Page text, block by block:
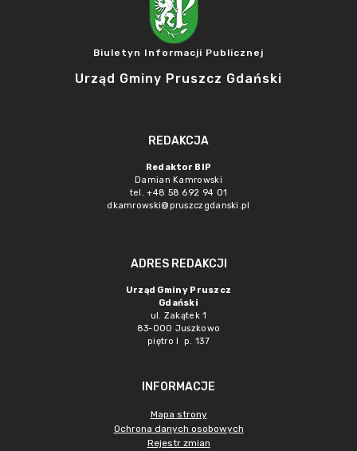
Biuletyn Informacji Publicznej
Urząd Gminy Pruszcz Gdański
REDAKCJA
Redaktor BIP
Damian Kamrowski
tel. +48 58 692 94 01
dkamrowski@pruszczgdanski.pl
ADRES REDAKCJI
Urząd Gminy Pruszcz
Gdański
ul. Zakątek 1
83-000 Juszkowo
piętro I p. 137
INFORMACJE
Mapa strony
Ochrona danych osobowych
Rejestr zmian